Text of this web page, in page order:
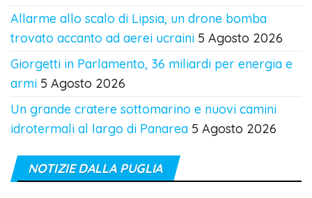
Allarme allo scalo di Lipsia, un drone bomba
trovato accanto ad aerei ucraini 5 Agosto 2026
Giorgetti in Parlamento, 36 miliardi per energia e
armi 5 Agosto 2026
Un grande cratere sottomarino e nuovi camini
idrotermali al largo di Panarea 5 Agosto 2026
NOTIZIE DALLA PUGLIA